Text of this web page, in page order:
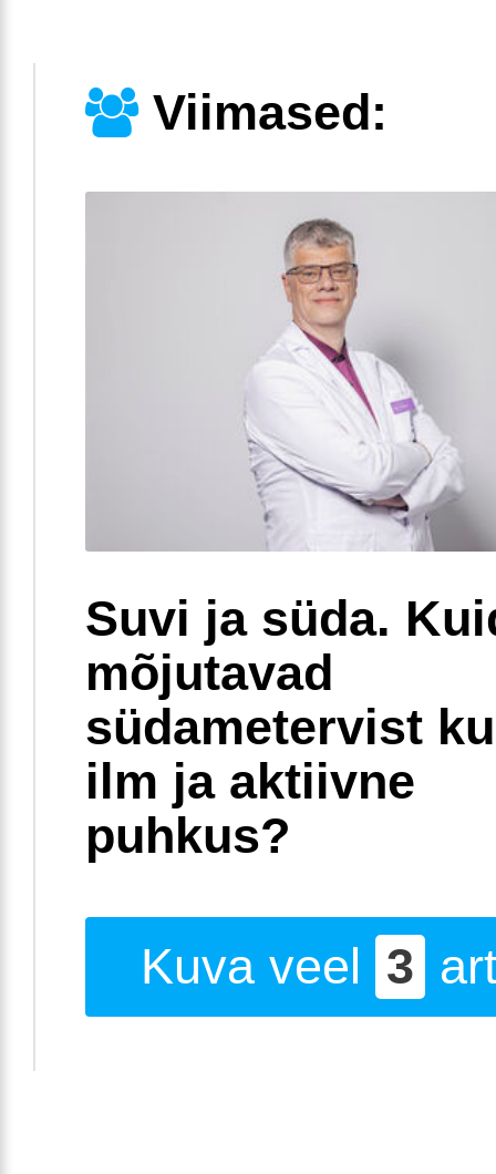
Viimased:
Suvi ja süda.
mõjutavad
südametervist
ilm ja aktiivne
puhkus?
Kuva veel 3